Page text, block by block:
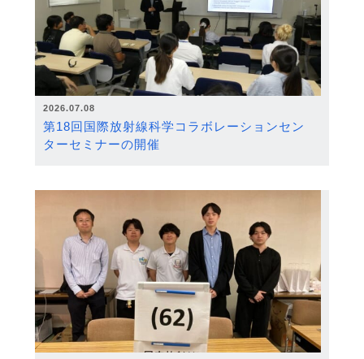
2026.07.08
第18回国際放射線科学コラボレーションセン
ターセミナーの開催